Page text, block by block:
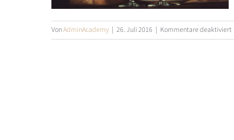
VonAdminAcademy | 26. Juli 2016 | Kommentare deaktiviertfür